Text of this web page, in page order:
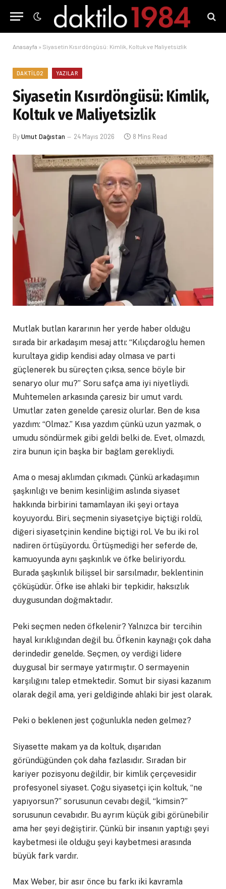
Anasayfa » Siyasetin Kısırdöngüsü: Kimlik, Koltuk ve Maliyetsizlik
DAKTILO2 YAZILAR
Siyasetin Kısırdöngüsü: Kimlik,
Koltuk ve Maliyetsizlik
ByUmut Dağıstan 24 Mayıs 2026 8 Mins Read
Mutlak butlan kararının her yerde haber olduğu
sırada bir arkadaşım mesaj attı: “Kılıçdaroğlu hemen
kurultaya gidip kendisi aday olmasa ve parti
güçlenerek bu süreçten çıksa, sence böyle bir
senaryo olur mu?” Soru safça ama iyi niyetliydi.
Muhtemelen arkasında çaresiz bir umut vardı.
Umutlar zaten genelde çaresiz olurlar. Ben de kısa
yazdım: “Olmaz.” Kısa yazdım çünkü uzun yazmak, o
umudu söndürmek gibi geldi belki de. Evet, olmazdı,
zira bunun için başka bir bağlam gerekliydi.
Ama o mesaj aklımdan çıkmadı. Çünkü arkadaşımın
şaşkınlığı ve benim kesinliğim aslında siyaset
hakkında birbirini tamamlayan iki şeyi ortaya
koyuyordu. Biri, seçmenin siyasetçiye biçtiği roldü,
diğeri siyasetçinin kendine biçtiği rol. Ve bu iki rol
nadiren örtüşüyordu. Örtüşmediği her seferde de,
kamuoyunda aynı şaşkınlık ve öfke beliriyordu.
Burada şaşkınlık bilişsel bir sarsılmadır, beklentinin
çöküşüdür. Öfke ise ahlaki bir tepkidir, haksızlık
duygusundan doğmaktadır.
Peki seçmen neden öfkelenir? Yalnızca bir tercihin
hayal kırıklığından değil bu. Öfkenin kaynağı çok daha
derindedir genelde. Seçmen, oy verdiği lidere
duygusal bir sermaye yatırmıştır. O sermayenin
karşılığını talep etmektedir. Somut bir siyasi kazanım
olarak değil ama, yeri geldiğinde ahlaki bir jest olarak.
Peki o beklenen jest çoğunlukla neden gelmez?
Siyasette makam ya da koltuk, dışarıdan
göründüğünden çok daha fazlasıdır. Sıradan bir
kariyer pozisyonu değildir, bir kimlik çerçevesidir
profesyonel siyaset. Çoğu siyasetçi için koltuk, “ne
yapıyorsun?” sorusunun cevabı değil, “kimsin?”
sorusunun cevabıdır. Bu ayrım küçük gibi görünebilir
ama her şeyi değiştirir. Çünkü bir insanın yaptığı şeyi
kaybetmesi ile olduğu şeyi kaybetmesi arasında
büyük fark vardır.
Max Weber, bir asır önce bu farkı iki kavramla